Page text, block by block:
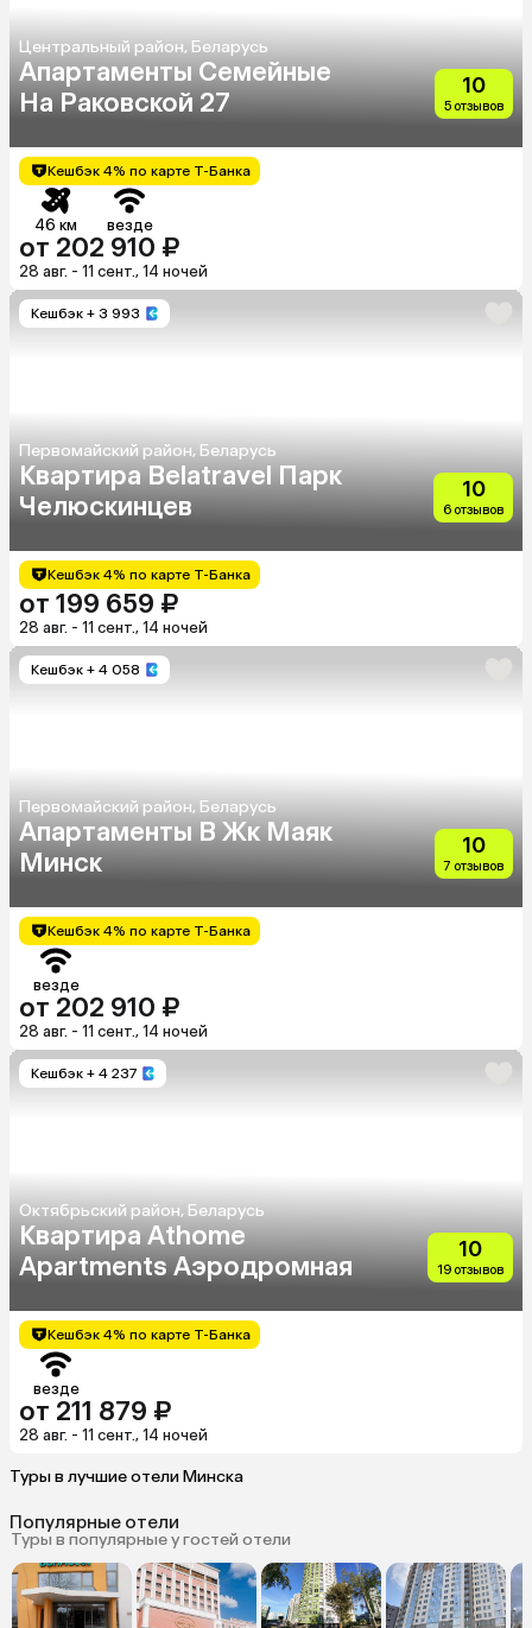
Центральный район, Беларусь
Апартаменты Семейные
На Раковской 27
10
5 отзывов
Кешбэк 4% по карте Т-Банка
46 км везде
от 202 910 ₽
28 авг. - 11 сент., 14 ночей
Кешбэк + 3 993
Первомайский район, Беларусь
Квартира Belatravel Парк
Челюскинцев
10
6 отзывов
Кешбэк 4% по карте Т-Банка
от 199 659 ₽
28 авг. - 11 сент., 14 ночей
Кешбэк + 4 058
Первомайский район, Беларусь
Апартаменты В Жк Маяк
Минск
10
7 отзывов
Кешбэк 4% по карте Т-Банка
везде
от 202 910 ₽
28 авг. - 11 сент., 14 ночей
Кешбэк + 4 237
Октябрьский район, Беларусь
Квартира Athome
Apartments Аэродромная
10
19 отзывов
Кешбэк 4% по карте Т-Банка
везде
от 211 879 ₽
28 авг. - 11 сент., 14 ночей
Туры в лучшие отели Минска
Популярные отели
Туры в популярные у гостей отели